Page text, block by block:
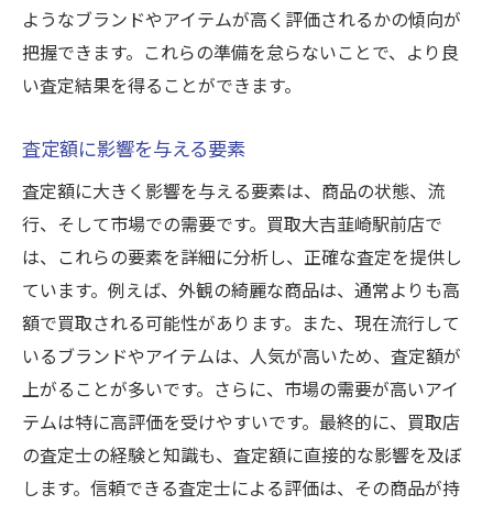
ようなブランドやアイテムが高く評価されるかの傾向が
把握できます。これらの準備を怠らないことで、より良
い査定結果を得ることができます。
査定額に影響を与える要素
査定額に大きく影響を与える要素は、商品の状態、流
行、そして市場での需要です。買取大吉韮崎駅前店で
は、これらの要素を詳細に分析し、正確な査定を提供し
ています。例えば、外観の綺麗な商品は、通常よりも高
額で買取される可能性があります。また、現在流行して
いるブランドやアイテムは、人気が高いため、査定額が
上がることが多いです。さらに、市場の需要が高いアイ
テムは特に高評価を受けやすいです。最終的に、買取店
の査定士の経験と知識も、査定額に直接的な影響を及ぼ
します。信頼できる査定士による評価は、その商品が持